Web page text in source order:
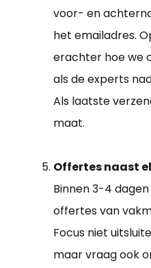
voor- en
het emailadres.
erachter hoe we
als de experts
Als laatste
maat.
Offertes naast
Binnen 3-4
offertes van
Focus niet
maar vraag ook